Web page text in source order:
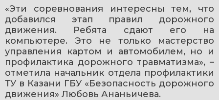
«Эти соревнования интересны тем, что
добавился этап правил дорожного
движения. Ребята сдают его на
компьютере. Это не только мастерство
управления картом и автомобилем, но и
профилактика дорожного травматизма», –
отметила начальник отдела профилактики
ТУ в Казани ГБУ «Безопасность дорожного
движения» Любовь Ананьичева.